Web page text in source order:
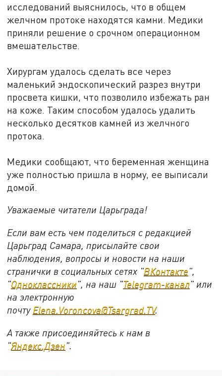
исследований выяснилось, что в общем
желчном протоке находятся камни. Медики
приняли решение о срочном операционном
вмешательстве.
Хирургам удалось сделать все через
маленький эндоскопический разрез внутри
просвета кишки, что позволило избежать ран
на коже. Таким способом удалось удалить
несколько десятков камней из желчного
протока.
Медики сообщают, что беременная женщина
уже полностью пришла в норму, ее выписали
домой.
Уважаемые читатели Царьграда!
Если вам есть чем поделиться с редакцией
Царьград Самара, присылайте свои
наблюдения, вопросы и новости на наши
странички в социальных сетях "ВКонтакте",
"Одноклассники", на наш "Telegram-канал" или
на электронную
почту Elena.Voroncova@Tsargrad.TV.
А также присоединяйтесь к нам в
"Яндекс.Дзен".